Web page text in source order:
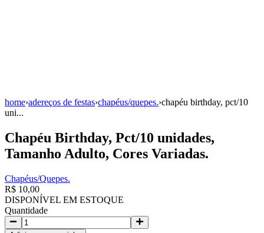
home›adereços de festas›chapéus/quepes.›chapéu birthday, pct/10
uni...
Chapéu Birthday, Pct/10 unidades,
Tamanho Adulto, Cores Variadas.
Chapéus/Quepes.
R$ 10,00
DISPONÍVEL EM ESTOQUE
Quantidade